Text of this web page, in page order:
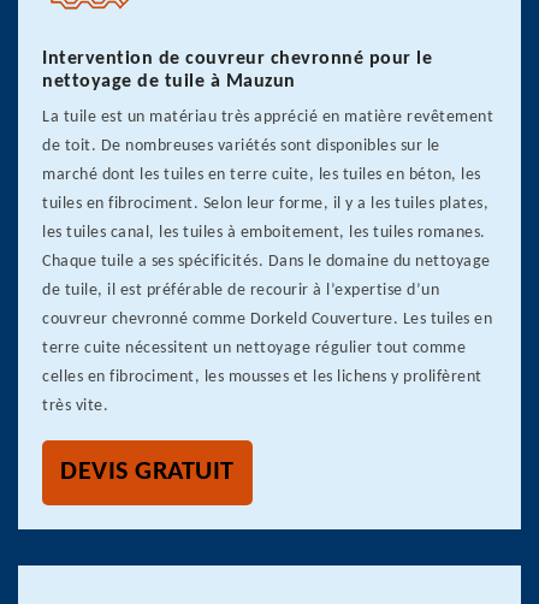
Intervention de couvreur chevronné pour le
nettoyage de tuile à Mauzun
La tuile est un matériau très apprécié en matière revêtement
de toit. De nombreuses variétés sont disponibles sur le
marché dont les tuiles en terre cuite, les tuiles en béton, les
tuiles en fibrociment. Selon leur forme, il y a les tuiles plates,
les tuiles canal, les tuiles à emboitement, les tuiles romanes.
Chaque tuile a ses spécificités. Dans le domaine du nettoyage
de tuile, il est préférable de recourir à l’expertise d’un
couvreur chevronné comme Dorkeld Couverture. Les tuiles en
terre cuite nécessitent un nettoyage régulier tout comme
celles en fibrociment, les mousses et les lichens y prolifèrent
très vite.
DEVIS GRATUIT